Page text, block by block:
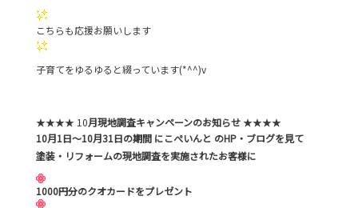
こちらも応援お願いします
子育てをゆるゆると綴っています(*^^)v
★★★★ 10月現地調査キャンペーンのお知らせ★★★★
10月1日～10月31日の期間 にこぺいんと のHP・ブログを見て
塗装・リフォームの現地調査を実施されたお客様に
1000円分のクオカードをプレゼント